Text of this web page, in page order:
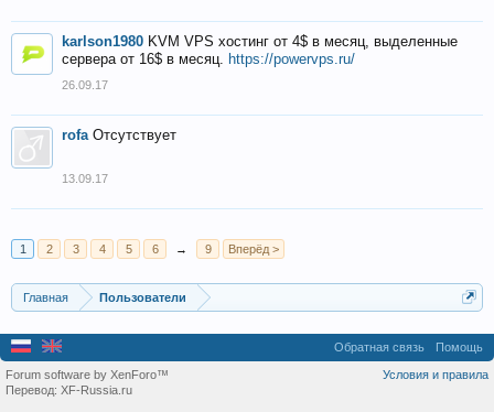
karlson1980 KVM VPS хостинг от 4$ в месяц, выделенные
сервера от 16$ в месяц. https://powervps.ru/
26.09.17
rofa Отсутствует
13.09.17
1 2 3 4 5 6 → 9 Вперёд >
Главная Пользователи
Обратная связь Помощь
Условия и правила
Forum software by XenForo™
Перевод: XF-Russia.ru